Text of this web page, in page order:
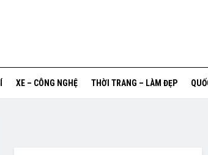
XE – CÔNG NGHỆ THỜI TRANG – LÀM ĐẸP